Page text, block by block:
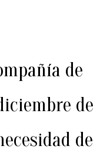
de
de
de